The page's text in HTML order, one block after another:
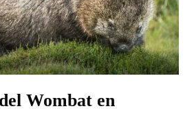
Wombat en